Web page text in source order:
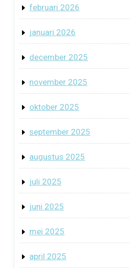
februari 2026
januari 2026
december 2025
november 2025
oktober 2025
september 2025
augustus 2025
juli 2025
juni 2025
mei 2025
april 2025